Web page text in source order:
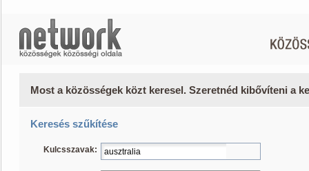
Most a közösségek közt keresel. Szeretnéd kibővíteni a
Keresés szűkítése
Kulcsszavak: